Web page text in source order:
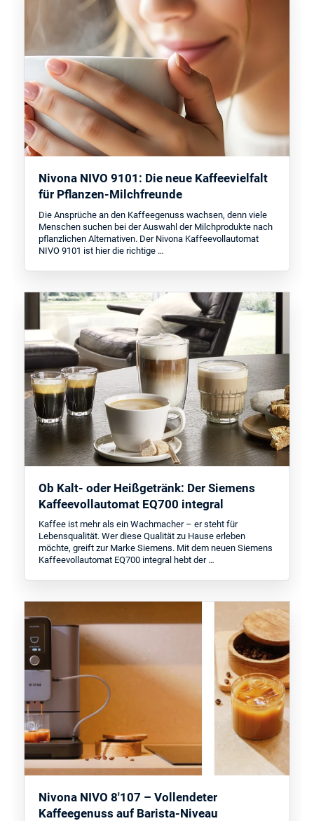
Nivona NIVO 9101: Die neue Kaffeevielfalt
für Pflanzen-Milchfreunde
Die Ansprüche an den Kaffeegenuss wachsen, denn viele
Menschen suchen bei der Auswahl der Milchprodukte nach
pflanzlichen Alternativen. Der Nivona Kaffeevollautomat
NIVO 9101 ist hier die richtige …
Ob Kalt- oder Heißgetränk: Der Siemens
Kaffeevollautomat EQ700 integral
Kaffee ist mehr als ein Wachmacher – er steht für
Lebensqualität. Wer diese Qualität zu Hause erleben
möchte, greift zur Marke Siemens. Mit dem neuen Siemens
Kaffeevollautomat EQ700 integral hebt der …
Nivona NIVO 8'107 – Vollendeter
Kaffeegenuss auf Barista-Niveau